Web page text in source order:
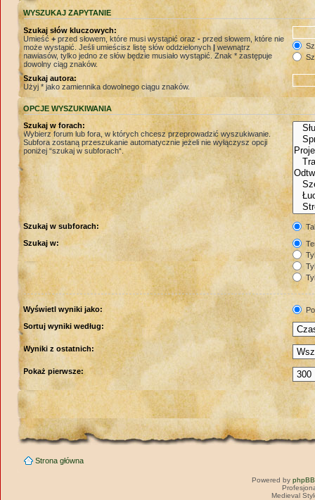
WYSZUKAJ ZAPYTANIE
Szukaj słów kluczowych:
Umieść+ przed słowem, które musi wystąpić oraz-przed słowem, które nie
może wystąpić. Jeśli umieścisz listę słów oddzielonych| wewnątrz
nawiasów, tylko jedno ze słów będzie musiało wystąpić. Znak * zastępuje
dowolny ciąg znaków.
Szukaj autora:
Użyj * jako zamiennika dowolnego ciągu znaków.
OPCJE WYSZUKIWANIA
Szukaj w forach:
Wybierz forum lub fora, w których chcesz przeprowadzić wyszukiwanie.
Subfora zostaną przeszukanie automatycznie jeżeli nie wyłączysz opcji
poniżej “szukaj w subforach“.
Szukaj w subforach:
Szukaj w:
Wyświetl wyniki jako:
Sortuj wyniki według:
Wyniki z ostatnich:
Pokaż pierwsze:
Strona główna
Powered by phpBB
Medieval